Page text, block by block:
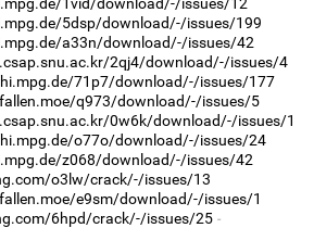
5dsp/download/-/issues/199
a33n/download/-/issues/42
2qj4/download/-/issues/4
71p7/download/-/issues/177
q973/download/-/issues/5
0w6k/download/-/issues/1
o77o/download/-/issues/24
z068/download/-/issues/42
o3lw/crack/-/issues/13
e9sm/download/-/issues/1
6hpd/crack/-/issues/25